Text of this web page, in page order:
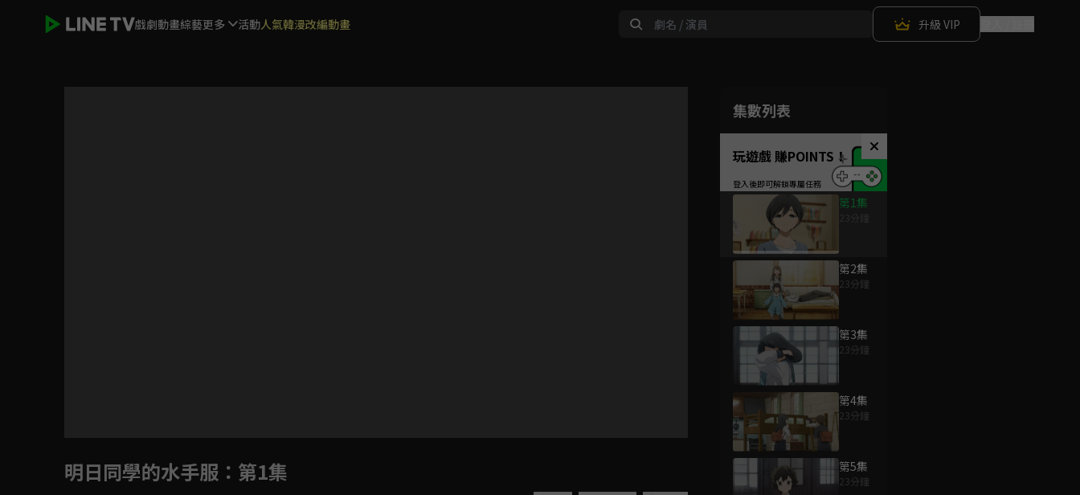
戲劇動畫綜藝更多 活動人氣韓漫改編動畫 升級 VIP
如有不便請見諒
集數列表
玩遊戲 賺POINTS！
第1集
第2集
23分鐘
第3集
23分鐘
第4集
23分鐘
第5集
23分鐘
明日同學的水手服 ：第1集 為您推薦